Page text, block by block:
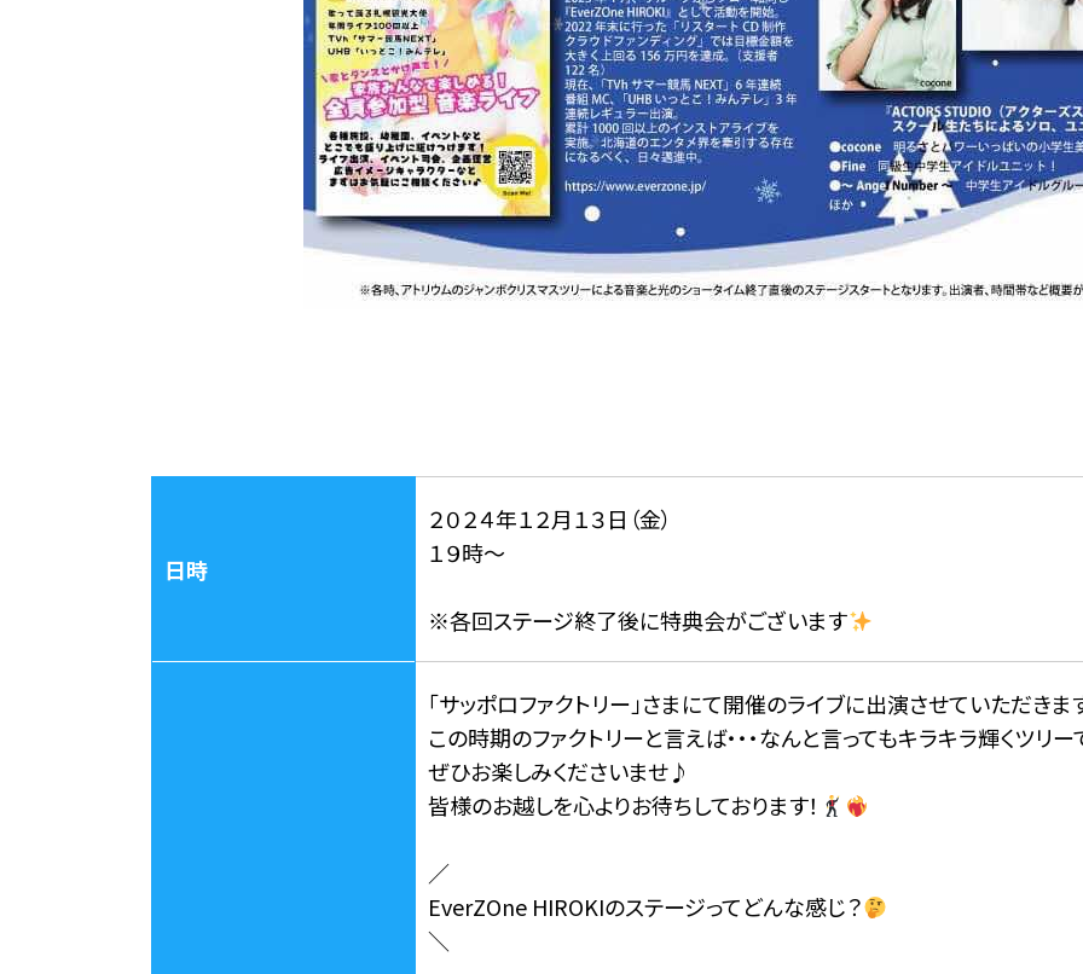
日時
２０２４年１２月１３日（金）
１９時〜
※各回ステージ終了後に特典会がございます
「サッポロファクトリー」さまにて開催のライブに出演させていただきま
この時期のファクトリーと言えば・・・なんと言ってもキラキラ輝くツリ
ぜひお楽しみくださいませ♪
皆様のお越しを心よりお待ちしております！
／
EverZOne HIROKIのステージってどんな感じ？
＼